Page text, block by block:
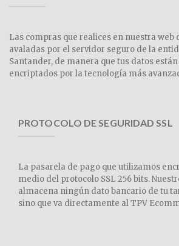
Las compras que realices en nuestra web
avaladas por el servidor seguro de la
Santander, de manera que tus datos
encriptados por la tecnología más
PROTOCOLO DE SEGURIDAD SSL
La pasarela de pago que utilizamos
medio del protocolo SSL 256 bits.
almacena ningún dato bancario de tu
sino que va directamente al TPV